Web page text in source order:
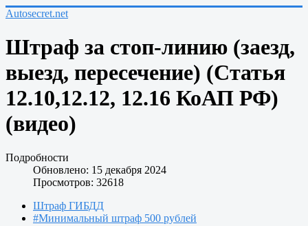
Autosecret.net
Штраф за стоп-линию (заезд,
выезд, пересечение) (Статья
12.10,12.12, 12.16 КоАП РФ)
(видео)
Подробности
Обновлено: 15 декабря 2024
Просмотров: 32618
Штраф ГИБДД
#Минимальный штраф 500 рублей